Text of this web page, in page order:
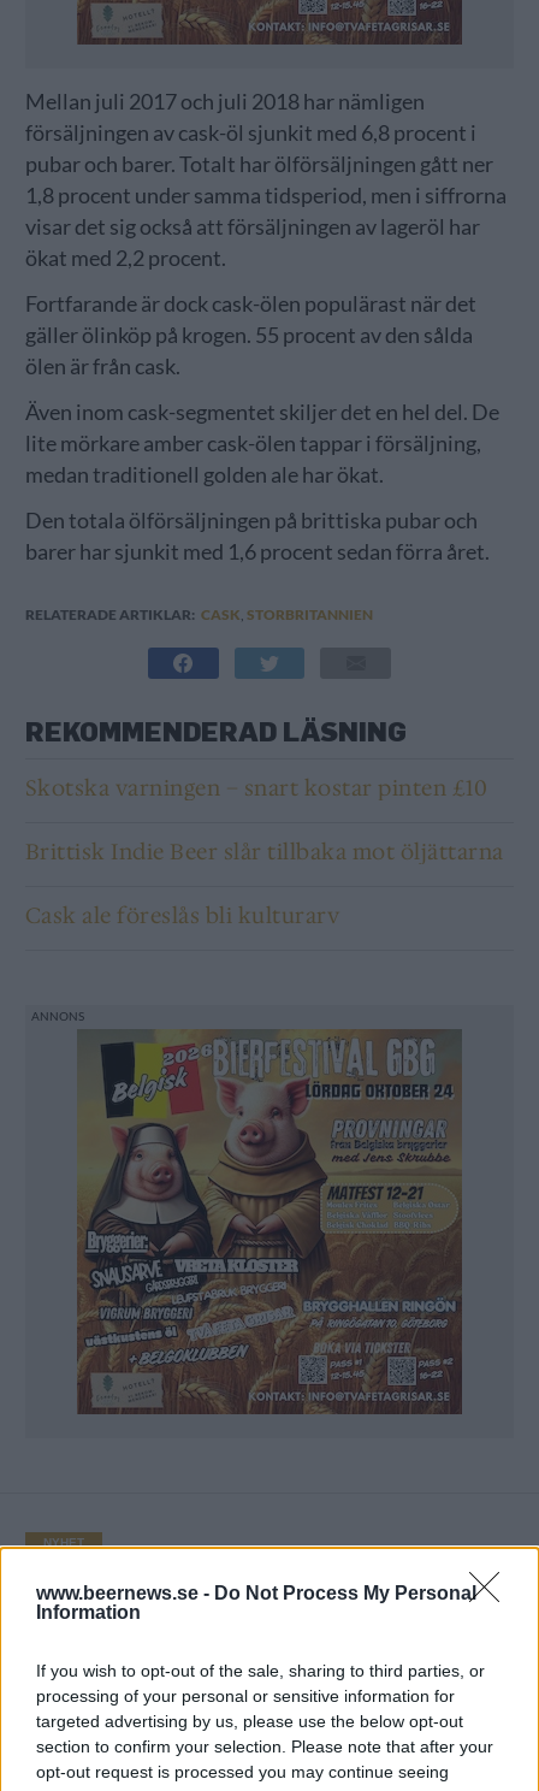
www.beernews.se - Do Not Process My Personal
Information
If you wish to opt-out of the sale, sharing to third parties, or
processing of your personal or sensitive information for
targeted advertising by us, please use the below opt-out
section to confirm your selection. Please note that after your
opt-out request is processed you may continue seeing
Mellan juli 2017 och juli 2018 har nämligen
försäljningen av cask-öl sjunkit med 6,8 procent i
pubar och barer. Totalt har ölförsäljningen gått ner
1,8 procent under samma tidsperiod, men i siffrorna
visar det sig också att försäljningen av lageröl har
ökat med 2,2 procent.
Fortfarande är dock cask-ölen populärast när det
gäller ölinköp på krogen. 55 procent av den sålda
ölen är från cask.
Även inom cask-segmentet skiljer det en hel del. De
lite mörkare amber cask-ölen tappar i försäljning,
medan traditionell golden ale har ökat.
Den totala ölförsäljningen på brittiska pubar och
barer har sjunkit med 1,6 procent sedan förra året.
RELATERADE ARTIKLAR: CASK, STORBRITANNIEN
REKOMMENDERAD LÄSNING
Skotska varningen – snart kostar pinten £10
Brittisk Indie Beer slår tillbaka mot öljättarna
Cask ale föreslås bli kulturarv
NYHET
Tuffare regler för upprörda
bryggare
Publicerat2018-09-27
NYHET